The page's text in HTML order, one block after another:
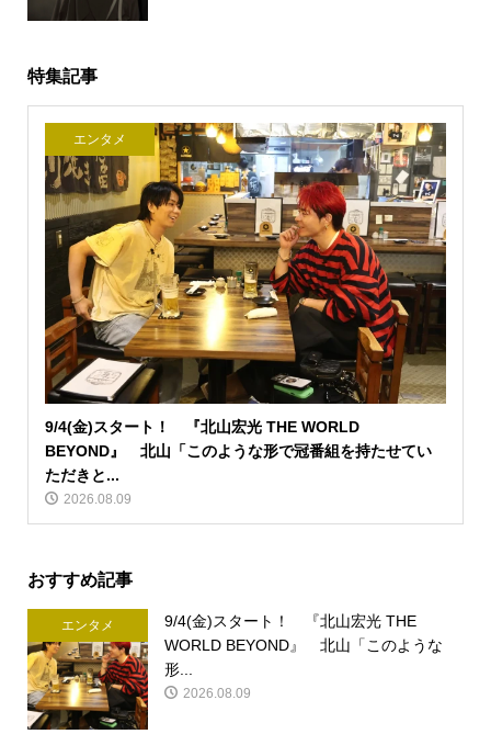
特集記事
エンタメ
9/4(金)スタート！ 『北山宏光 THE WORLD
BEYOND』 北山「このような形で冠番組を持たせてい
ただきと...
2026.08.09
おすすめ記事
エンタメ
9/4(金)スタート！ 『北山宏光 THE
WORLD BEYOND』 北山「このような
形...
2026.08.09